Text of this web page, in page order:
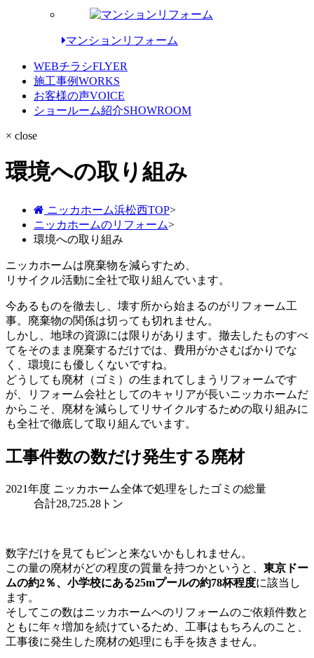
マンションリフォーム
WEBチラシFLYER
施工事例WORKS
お客様の声VOICE
ショールーム紹介SHOWROOM
× close
環境への取り組み
ニッカホーム浜松西TOP>
ニッカホームのリフォーム>
環境への取り組み
ニッカホームは廃棄物を減らすため、
リサイクル活動に全社で取り組んでいます。
今あるものを徹去し、壊す所から始まるのがリフォーム工
事。廃棄物の関係は切っても切れません。
しかし、地球の資源には限りがあります。撤去したものすべ
てをそのまま廃棄するだけでは、費用がかさむばかりでな
く、環境にも優しくないですね。
どうしても廃材（ゴミ）の生まれてしまうリフォームです
が、リフォーム会社としてのキャリアが長いニッカホームだ
からこそ、廃材を減らしてリサイクルするための取り組みに
も全社で徹底して取り組んでいます。
工事件数の数だけ発生する廃材
2021年度 ニッカホーム全体で処理をしたゴミの総量
合計28,725.28トン
数字だけを見てもピンと来ないかもしれません。
この量の廃材がどの程度の質量を持つかというと、 東京ドー
ムの約2％、小学校にある25mプールの約78杯程度に該当し
ます。
そしてこの数はニッカホームへのリフォームのご依頼件数と
ともに年々増加を続けているため、工事はもちろんのこと、
工事後に発生した廃材の処理にも手を抜きません。